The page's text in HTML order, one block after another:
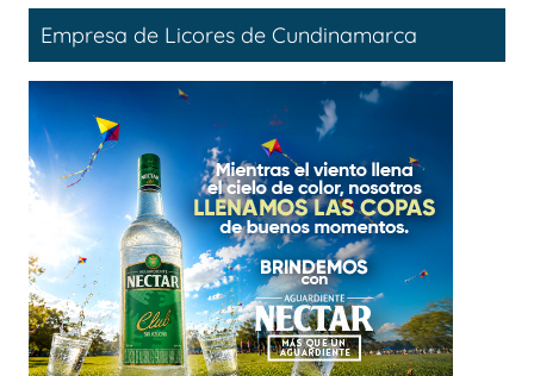
Empresa de Licores de Cundinamarca